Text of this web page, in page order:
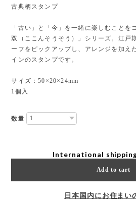
古典柄スタンプ
「古い」と「今」を一緒に楽しむことを
双（ここんそうそう）」シリーズ。江戸
ーフをピックアップし、アレンジを加え
インのスタンプです。
サイズ：50×20×24mm
1個入
数量
International
Add to cart
日本国内にお住まい